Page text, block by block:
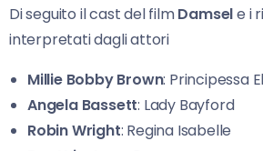
Di seguito il cast del filmDamsele i
interpretati dagli attori
Millie Bobby Brown: Principessa
Angela Bassett: Lady Bayford
Robin Wright: Regina Isabelle